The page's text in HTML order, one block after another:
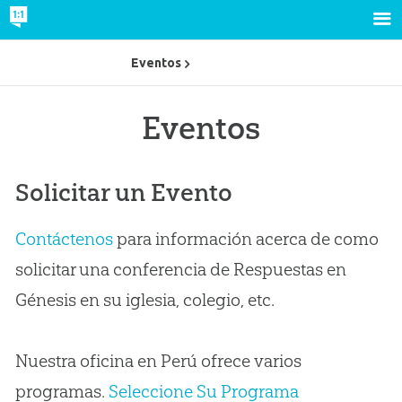
Eventos
Solicitar un Evento
Contáctenospara información acerca de como
solicitar una conferencia de Respuestas en
Génesis en su iglesia, colegio, etc.
Nuestra oficina en Perú ofrece varios
programas. Seleccione Su Programa
Eventos